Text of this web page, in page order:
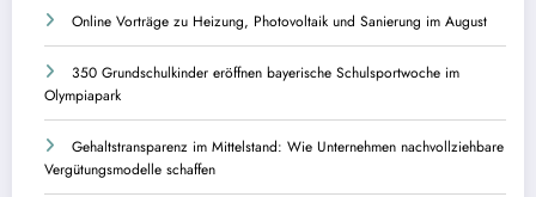
Online Vorträge zu Heizung, Photovoltaik und Sanierung im August
350 Grundschulkinder eröffnen bayerische Schulsportwoche im
Olympiapark
Gehaltstransparenz im Mittelstand: Wie Unternehmen nachvollziehbare
Vergütungsmodelle schaffen